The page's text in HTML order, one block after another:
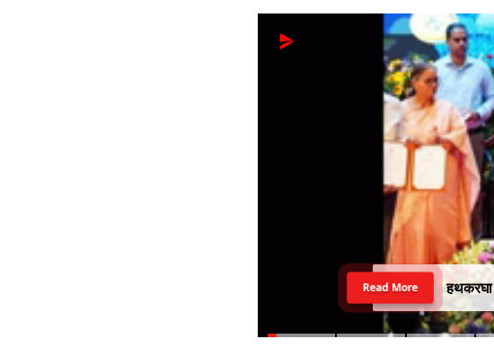
हथकरघा
Read More